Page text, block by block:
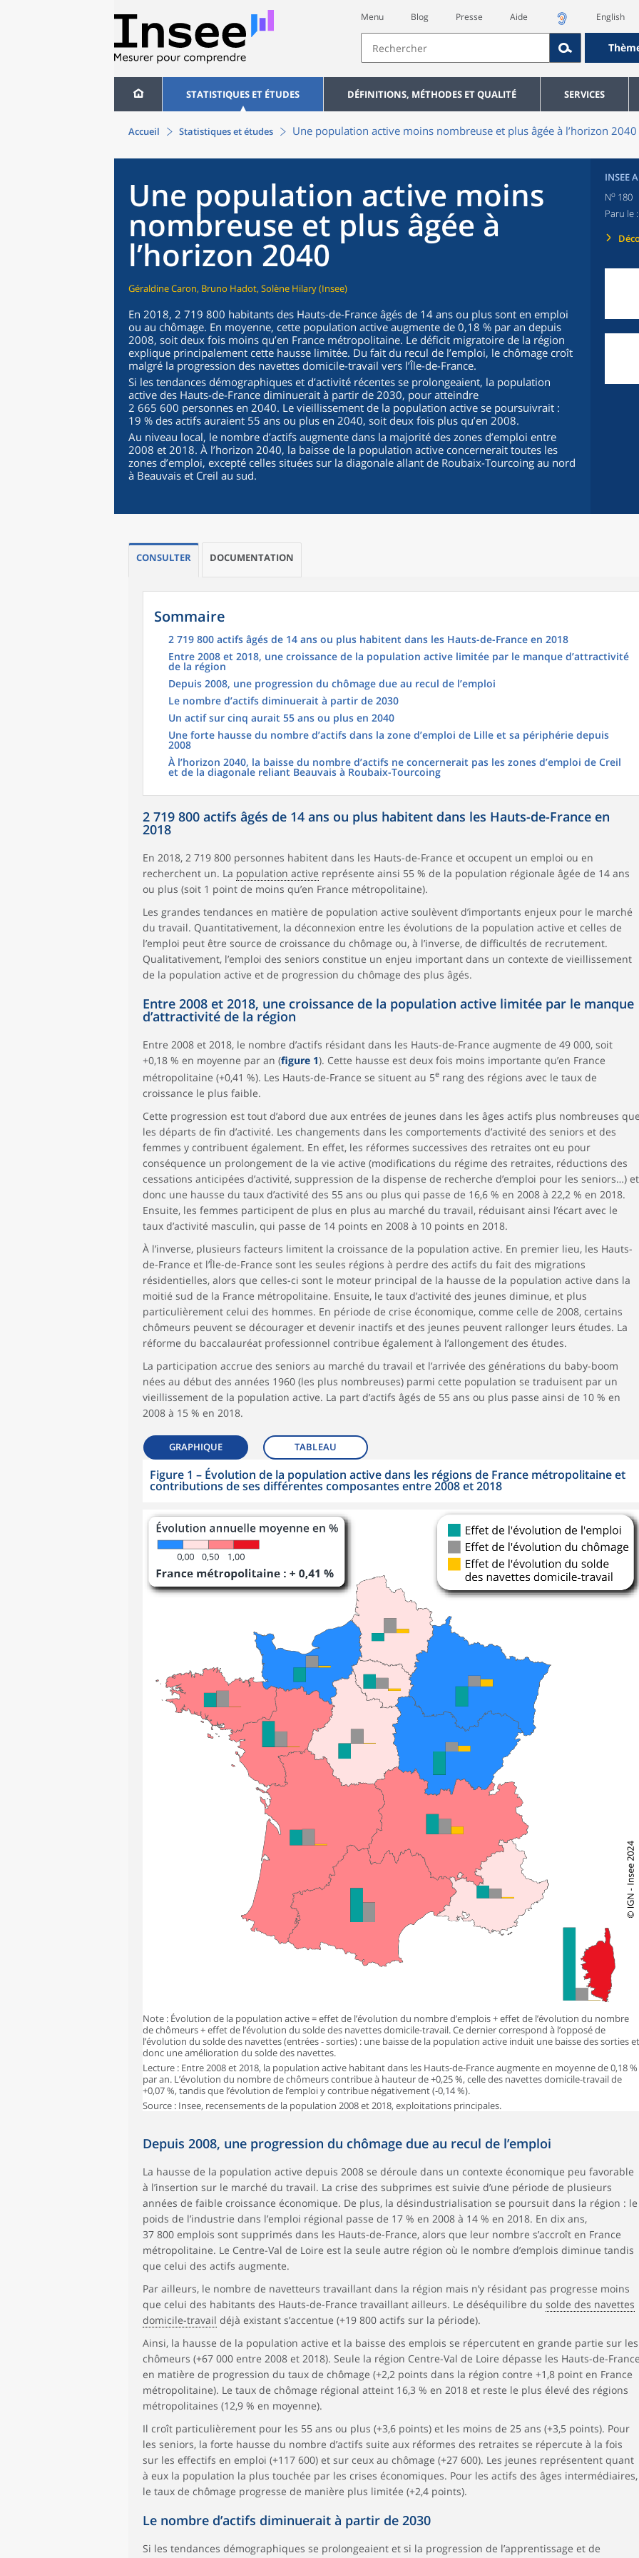
Menu Blog Presse Aide English
STATISTIQUES ET ÉTUDES DÉFINITIONS, MÉTHODES ET QUALITÉ SERVICES
Accueil Statistiques et études Une population active moins nombreuse et plus âgée à l’horizon 2040
Une population active moins
nombreuse et plus âgée à
l’horizon 2040
Géraldine Caron, Bruno Hadot, Solène Hilary (Insee)
En 2018, 2 719 800 habitants des Hauts-de-France âgés de 14 ans ou plus sont en emploi
ou au chômage. En moyenne, cette population active augmente de 0,18 % par an depuis
2008, soit deux fois moins qu’en France métropolitaine. Le déficit migratoire de la région
explique principalement cette hausse limitée. Du fait du recul de l’emploi, le chômage croît
malgré la progression des navettes domicile-travail vers l’Île-de-France.
Si les tendances démographiques et d’activité récentes se prolongeaient, la population
active des Hauts-de-France diminuerait à partir de 2030, pour atteindre
2 665 600 personnes en 2040. Le vieillissement de la population active se poursuivrait :
19 % des actifs auraient 55 ans ou plus en 2040, soit deux fois plus qu’en 2008.
Au niveau local, le nombre d’actifs augmente dans la majorité des zones d’emploi entre
2008 et 2018. À l’horizon 2040, la baisse de la population active concernerait toutes les
zones d’emploi, excepté celles situées sur la diagonale allant de Roubaix-Tourcoing au nord
à Beauvais et Creil au sud.
INSEE
No 180
Paru le
CONSULTER DOCUMENTATION
Sommaire
2 719 800 actifs âgés de 14 ans ou plus habitent dans les Hauts-de-France en 2018
Entre 2008 et 2018, une croissance de la population active limitée par le manque d’attractivité
de la région
Depuis 2008, une progression du chômage due au recul de l’emploi
Le nombre d’actifs diminuerait à partir de 2030
Un actif sur cinq aurait 55 ans ou plus en 2040
Une forte hausse du nombre d’actifs dans la zone d’emploi de Lille et sa périphérie depuis
2008
À l’horizon 2040, la baisse du nombre d’actifs ne concernerait pas les zones d’emploi de Creil
et de la diagonale reliant Beauvais à Roubaix-Tourcoing
2 719 800 actifs âgés de 14 ans ou plus habitent dans les Hauts-de-France en
2018
En 2018, 2 719 800 personnes habitent dans les Hauts-de-France et occupent un emploi ou en
recherchent un. La population active représente ainsi 55 % de la population régionale âgée de 14 ans
ou plus (soit 1 point de moins qu’en France métropolitaine).
Les grandes tendances en matière de population active soulèvent d’importants enjeux pour le marché
du travail. Quantitativement, la déconnexion entre les évolutions de la population active et celles de
l’emploi peut être source de croissance du chômage ou, à l’inverse, de difficultés de recrutement.
Qualitativement, l’emploi des seniors constitue un enjeu important dans un contexte de vieillissement
de la population active et de progression du chômage des plus âgés.
Entre 2008 et 2018, une croissance de la population active limitée par le manque
d’attractivité de la région
Entre 2008 et 2018, le nombre d’actifs résidant dans les Hauts-de-France augmente de 49 000, soit
+0,18 % en moyenne par an (figure 1). Cette hausse est deux fois moins importante qu’en France
métropolitaine (+0,41 %). Les Hauts-de-France se situent au 5e rang des régions avec le taux de
croissance le plus faible.
Cette progression est tout d’abord due aux entrées de jeunes dans les âges actifs plus nombreuses
les départs de fin d’activité. Les changements dans les comportements d’activité des seniors et des
femmes y contribuent également. En effet, les réformes successives des retraites ont eu pour
conséquence un prolongement de la vie active (modifications du régime des retraites, réductions des
cessations anticipées d’activité, suppression de la dispense de recherche d’emploi pour les seniors…) et
donc une hausse du taux d’activité des 55 ans ou plus qui passe de 16,6 % en 2008 à 22,2 % en 2018.
Ensuite, les femmes participent de plus en plus au marché du travail, réduisant ainsi l’écart avec le
taux d’activité masculin, qui passe de 14 points en 2008 à 10 points en 2018.
À l’inverse, plusieurs facteurs limitent la croissance de la population active. En premier lieu, les Hauts-
de-France et l’Île-de-France sont les seules régions à perdre des actifs du fait des migrations
résidentielles, alors que celles-ci sont le moteur principal de la hausse de la population active dans la
moitié sud de la France métropolitaine. Ensuite, le taux d’activité des jeunes diminue, et plus
particulièrement celui des hommes. En période de crise économique, comme celle de 2008, certains
chômeurs peuvent se décourager et devenir inactifs et des jeunes peuvent rallonger leurs études. La
réforme du baccalauréat professionnel contribue également à l’allongement des études.
La participation accrue des seniors au marché du travail et l’arrivée des générations du baby-boom
nées au début des années 1960 (les plus nombreuses) parmi cette population se traduisent par un
vieillissement de la population active. La part d’actifs âgés de 55 ans ou plus passe ainsi de 10 % en
2008 à 15 % en 2018.
GRAPHIQUE TABLEAU
Figure 1 – Évolution de la population active dans les régions de France métropolitaine et
contributions de ses différentes composantes entre 2008 et 2018
Note : Évolution de la population active = effet de l’évolution du nombre d’emplois + effet de l’évolution du nombre
de chômeurs + effet de l’évolution du solde des navettes domicile-travail. Ce dernier correspond à l’opposé de
l’évolution du solde des navettes (entrées - sorties) : une baisse de la population active induit une baisse des sorties et
donc une amélioration du solde des navettes.
Lecture : Entre 2008 et 2018, la population active habitant dans les Hauts-de-France augmente en moyenne de 0,18 %
par an. L’évolution du nombre de chômeurs contribue à hauteur de +0,25 %, celle des navettes domicile-travail de
+0,07 %, tandis que l’évolution de l’emploi y contribue négativement (-0,14 %).
Source : Insee, recensements de la population 2008 et 2018, exploitations principales.
Depuis 2008, une progression du chômage due au recul de l’emploi
La hausse de la population active depuis 2008 se déroule dans un contexte économique peu favorable
à l’insertion sur le marché du travail. La crise des subprimes est suivie d’une période de plusieurs
années de faible croissance économique. De plus, la désindustrialisation se poursuit dans la région : le
poids de l’industrie dans l’emploi régional passe de 17 % en 2008 à 14 % en 2018. En dix ans,
37 800 emplois sont supprimés dans les Hauts-de-France, alors que leur nombre s’accroît en France
métropolitaine. Le Centre-Val de Loire est la seule autre région où le nombre d’emplois diminue tandis
que celui des actifs augmente.
Par ailleurs, le nombre de navetteurs travaillant dans la région mais n’y résidant pas progresse moins
que celui des habitants des Hauts-de-France travaillant ailleurs. Le déséquilibre du solde des navettes
domicile-travail déjà existant s’accentue (+19 800 actifs sur la période).
Ainsi, la hausse de la population active et la baisse des emplois se répercutent en grande partie sur les
chômeurs (+67 000 entre 2008 et 2018). Seule la région Centre-Val de Loire dépasse les Hauts-de-
en matière de progression du taux de chômage (+2,2 points dans la région contre +1,8 point en France
métropolitaine). Le taux de chômage régional atteint 16,3 % en 2018 et reste le plus élevé des régions
métropolitaines (12,9 % en moyenne).
Il croît particulièrement pour les 55 ans ou plus (+3,6 points) et les moins de 25 ans (+3,5 points). Pour
les seniors, la forte hausse du nombre d’actifs suite aux réformes des retraites se répercute à la fois
sur les effectifs en emploi (+117 600) et sur ceux au chômage (+27 600). Les jeunes représentent quant
à eux la population la plus touchée par les crises économiques. Pour les actifs des âges intermédiaires,
le taux de chômage progresse de manière plus limitée (+2,4 points).
Le nombre d’actifs diminuerait à partir de 2030
Si les tendances démographiques se prolongeaient et si la progression de l’apprentissage et de